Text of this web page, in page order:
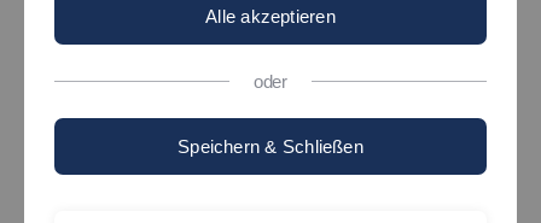
am 28. September 2026.
Die Hochschule Esslingen heißt ihre Erstsemester-
Studierenden ganz herzlich willkommen!
Alle akzeptieren
oder
Speichern & Schließen